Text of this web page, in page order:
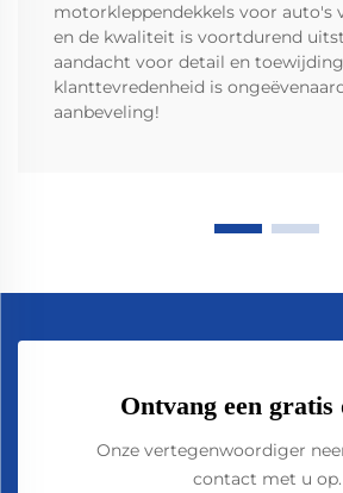
motorkleppendekkels voor auto's
en de kwaliteit is voortdurend
aandacht voor detail en
klanttevredenheid is
aanbeveling!
Ontvang een gratis
Onze vertegenwoordiger
contact met u op.